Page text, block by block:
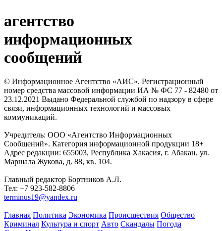
агентство
информационных
сообщений
© Информационное Агентство «АИС». Регистрационный
номер средства массовой информации ИА № ФС 77 - 82480 от
23.12.2021 Выдано Федеральной службой по надзору в сфере
связи, информационных технологий и массовых
коммуникаций.
Учредитель: ООО «Агентство Информационных
Сообщений». Категория информационной продукции 18+
Адрес редакции: 655003, Республика Хакасия, г. Абакан, ул.
Маршала Жукова, д. 88, кв. 104.
Главный редактор Бортников А.Л.
Тел: +7 923-582-8806
terminus19@yandex.ru
Главная Политика Экономика Происшествия Общество
Криминал Культура и спорт Авто Скандалы Погода